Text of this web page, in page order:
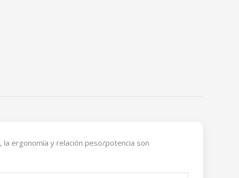
ergonomía y relación peso/potencia son